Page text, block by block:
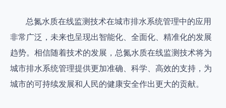
总氮水质在线监测技术在城市排水系统管理中的应用
非常广泛，未来也呈现出智能化、全面化、精准化的发展
趋势。相信随着技术的发展，总氮水质在线监测技术将为
城市排水系统管理提供更加准确、科学、高效的支持，为
城市的可持续发展和人民的健康安全作出更大的贡献。